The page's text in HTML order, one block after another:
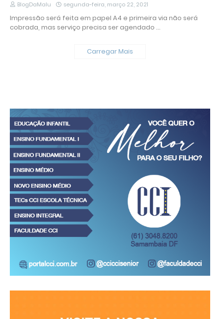
BlogDaMalu segunda-feira, março 22, 2021
Impressão será feita em papel A4 e primeira via não será
cobrada, mas serviço precisa ser agendado …
Carregar Mais